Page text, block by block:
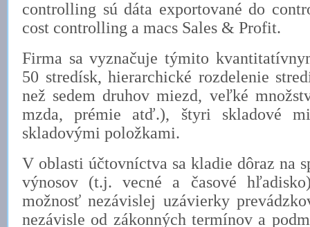
controlling sú dáta exportované do
cost controlling a macs Sales & Profit.
Firma sa vyznačuje týmito
50 stredísk, hierarchické rozdelenie
než sedem druhov miezd, veľké
mzda, prémie atď.), štyri skladové
skladovými položkami.
V oblasti účtovníctva sa kladie dôraz na
výnosov (t.j. vecné a časové
možnosť nezávislej uzávierky
nezávisle od zákonných termínov a